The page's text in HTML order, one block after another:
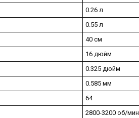
0.26 л
0.55 л
40 см
16 дюйм
0.325 дюйм
0.585 мм
64
2800-3200 об/мин